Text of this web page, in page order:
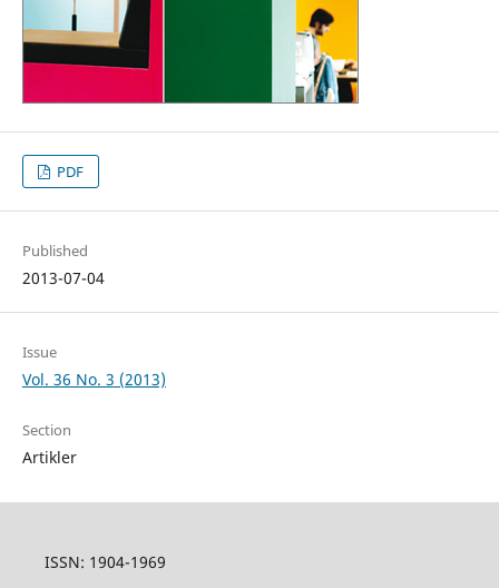
PDF
Published
2013-07-04
Issue
Vol. 36 No. 3 (2013)
Section
Artikler
ISSN: 1904-1969